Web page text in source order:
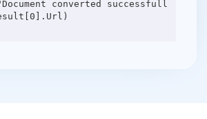
converted successfull